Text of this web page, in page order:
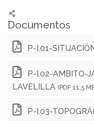
Documentos
P-I.01-
P-I.02-AMBITO-
LAVELILLA (PDF 11,5
P-I.03-